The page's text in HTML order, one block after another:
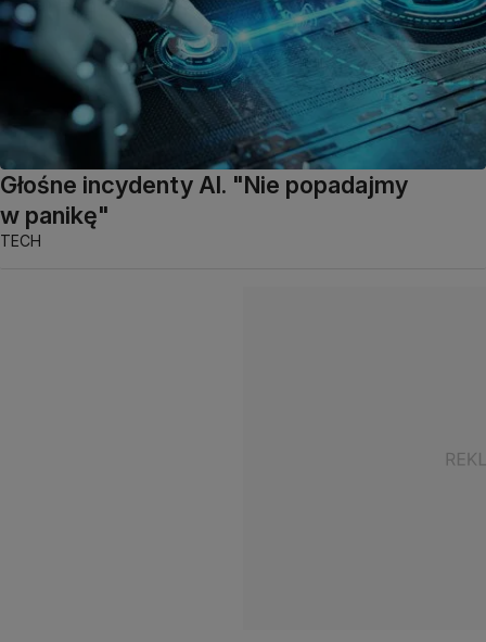
Głośne incydenty AI. "Nie popadajmy
w panikę"
TECH